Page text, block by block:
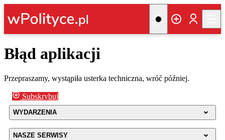
Błąd aplikacji
Przepraszamy, wystąpiła usterka techniczna, wróć później.
Subskrybuj
WYDARZENIA
NASZE SERWISY